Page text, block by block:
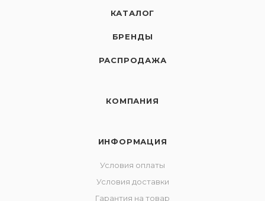
КАТАЛОГ
БРЕНДЫ
РАСПРОДАЖА
КОМПАНИЯ
ИНФОРМАЦИЯ
Условия оплаты
Условия доставки
Гарантия на товар